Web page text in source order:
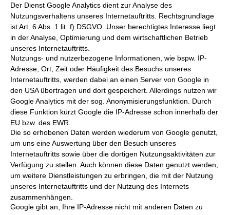
Der Dienst Google Analytics dient zur Analyse des
Nutzungsverhaltens unseres Internetauftritts. Rechtsgrundlage
ist Art. 6 Abs. 1 lit. f) DSGVO. Unser berechtigtes Interesse liegt
in der Analyse, Optimierung und dem wirtschaftlichen Betrieb
unseres Internetauftritts.
Nutzungs- und nutzerbezogene Informationen, wie bspw. IP-
Adresse, Ort, Zeit oder Häufigkeit des Besuchs unseres
Internetauftritts, werden dabei an einen Server von Google in
den USA übertragen und dort gespeichert. Allerdings nutzen wir
Google Analytics mit der sog. Anonymisierungsfunktion. Durch
diese Funktion kürzt Google die IP-Adresse schon innerhalb der
EU bzw. des EWR.
Die so erhobenen Daten werden wiederum von Google genutzt,
um uns eine Auswertung über den Besuch unseres
Internetauftritts sowie über die dortigen Nutzungsaktivitäten zur
Verfügung zu stellen. Auch können diese Daten genutzt werden,
um weitere Dienstleistungen zu erbringen, die mit der Nutzung
unseres Internetauftritts und der Nutzung des Internets
zusammenhängen.
Google gibt an, Ihre IP-Adresse nicht mit anderen Daten zu